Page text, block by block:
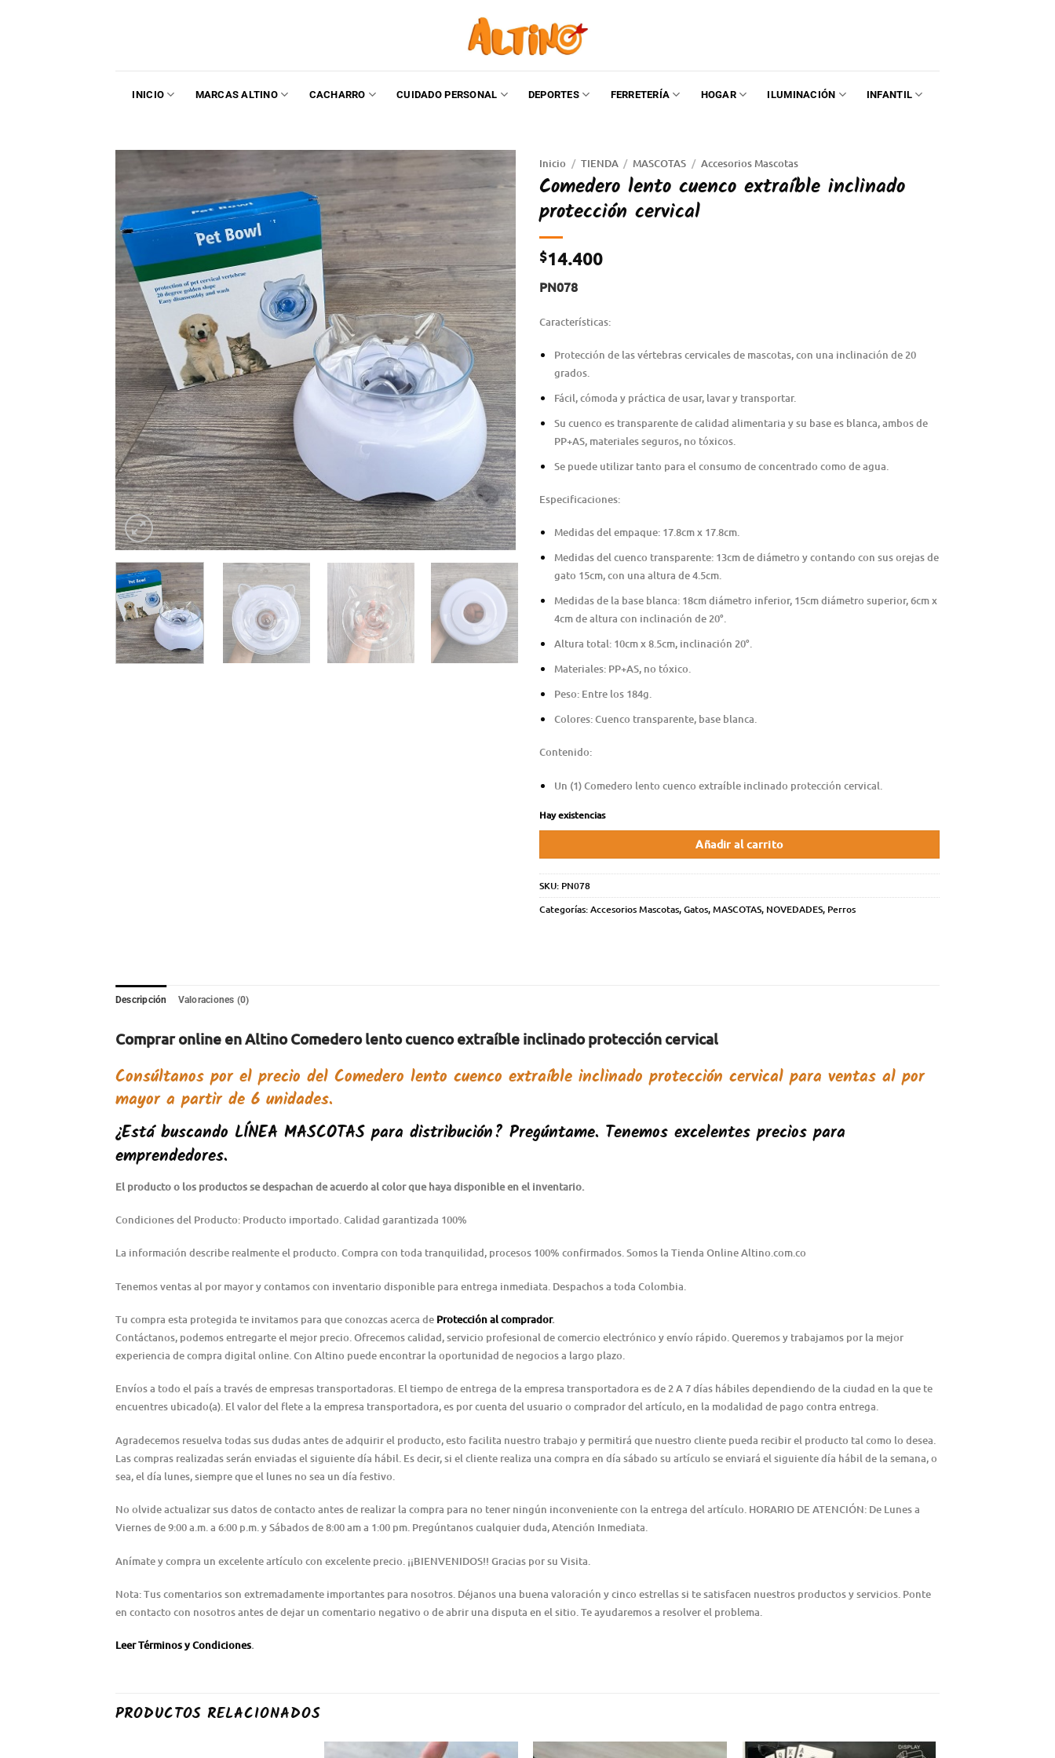
INICIO MARCAS ALTINO CACHARRO CUIDADO PERSONAL DEPORTES FERRETERÍA HOGAR ILUMINACIÓN INFANTIL
Inicio / TIENDA / MASCOTAS / Accesorios Mascotas
Comedero lento cuenco extraíble inclinado
protección cervical
$14.400
PN078
Características:
Protección de las vértebras cervicales de mascotas, con una inclinación de 20
grados.
Fácil, cómoda y práctica de usar, lavar y transportar.
Su cuenco es transparente de calidad alimentaria y su base es blanca, ambos de
PP+AS, materiales seguros, no tóxicos.
Se puede utilizar tanto para el consumo de concentrado como de agua.
Especificaciones:
Medidas del empaque: 17.8cm x 17.8cm.
Medidas del cuenco transparente: 13cm de diámetro y contando con sus orejas de
gato 15cm, con una altura de 4.5cm.
Medidas de la base blanca: 18cm diámetro inferior, 15cm diámetro superior, 6cm x
4cm de altura con inclinación de 20°.
Altura total: 10cm x 8.5cm, inclinación 20°.
Materiales: PP+AS, no tóxico.
Peso: Entre los 184g.
Colores: Cuenco transparente, base blanca.
Contenido:
Un (1) Comedero lento cuenco extraíble inclinado protección cervical.
Hay existencias
Añadir al carrito
SKU: PN078
Categorías:Accesorios Mascotas,Gatos,MASCOTAS, NOVEDADES, Perros
Descripción Valoraciones (0)
Comprar online en Altino Comedero lento cuenco extraíble inclinado protección cervical
Consúltanos por el precio del Comedero lento cuenco extraíble inclinado protección cervicalpara ventas al por
mayor a partir de 6 unidades.
¿Está buscando LÍNEA MASCOTAS para distribución? Pregúntame. Tenemos excelentes precios para
emprendedores.
El producto o los productos se despachan de acuerdo al color que haya disponible en el inventario.
Condiciones del Producto: Producto importado. Calidad garantizada 100%
La información describe realmente el producto. Compra con toda tranquilidad, procesos 100% confirmados. Somos la Tienda Online Altino.com.co
Tenemos ventas al por mayor y contamos con inventario disponible para entrega inmediata. Despachos a toda Colombia.
Tu compra esta protegida te invitamos para que conozcas acerca de Protección al comprador.
Contáctanos, podemos entregarte el mejor precio. Ofrecemos calidad, servicio profesional de comercio electrónico y envío rápido. Queremos y trabajamos por la mejor
experiencia de compra digital online. Con Altino puede encontrar la oportunidad de negocios a largo plazo.
Envíos a todo el país a través de empresas transportadoras. El tiempo de entrega de la empresa transportadora es de 2 A 7 días hábiles dependiendo de la ciudad en la que te
encuentres ubicado(a). El valor del flete a la empresa transportadora, es por cuenta del usuario o comprador del artículo, en la modalidad de pago contra entrega.
Agradecemos resuelva todas sus dudas antes de adquirir el producto, esto facilita nuestro trabajo y permitirá que nuestro cliente pueda recibir el producto tal como lo desea.
Las compras realizadas serán enviadas el siguiente día hábil. Es decir, si el cliente realiza una compra en día sábado su artículo se enviará el siguiente día hábil de la semana, o
sea, el día lunes, siempre que el lunes no sea un día festivo.
No olvide actualizar sus datos de contacto antes de realizar la compra para no tener ningún inconveniente con la entrega del artículo. HORARIO DE ATENCIÓN: De Lunes a
Viernes de 9:00 a.m. a 6:00 p.m. y Sábados de 8:00 am a 1:00 pm. Pregúntanos cualquier duda, Atención Inmediata.
Anímate y compra un excelente artículo con excelente precio. ¡¡BIENVENIDOS!! Gracias por su Visita.
Nota: Tus comentarios son extremadamente importantes para nosotros. Déjanos una buena valoración y cinco estrellas si te satisfacen nuestros productos y servicios. Ponte
en contacto con nosotros antes de dejar un comentario negativo o de abrir una disputa en el sitio. Te ayudaremos a resolver el problema.
Leer Términos y Condiciones.
PRODUCTOS RELACIONADOS